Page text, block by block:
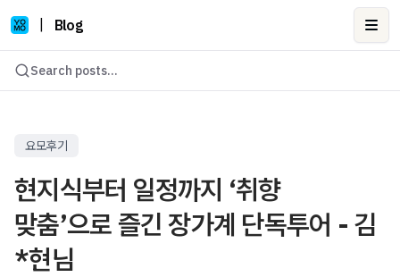
Blog
Search posts...
요모후기
현지식부터 일정까지 ‘취향
맞춤’으로 즐긴 장가계 단독투어 - 김
*현님